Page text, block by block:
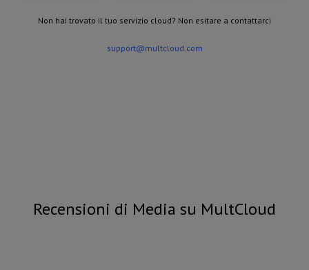
Non hai trovato il tuo servizio cloud? Non esitare a contattarci
support@multcloud.com
Recensioni di Media su MultCloud